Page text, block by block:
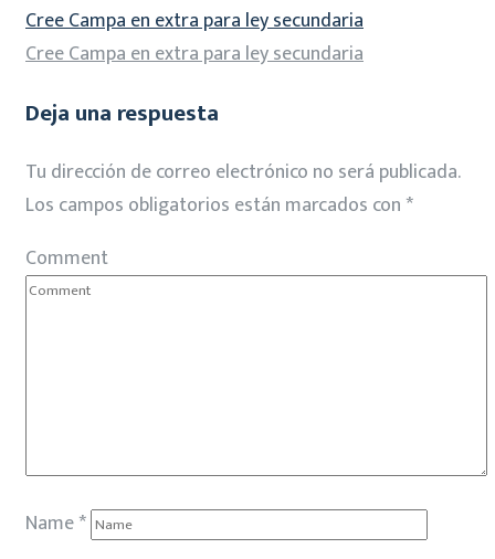
Cree Campa en extra para ley secundaria
Cree Campa en extra para ley secundaria
Deja una respuesta
Tu dirección de correo electrónico no será publicada.
Los campos obligatorios están marcados con *
Comment
Name*